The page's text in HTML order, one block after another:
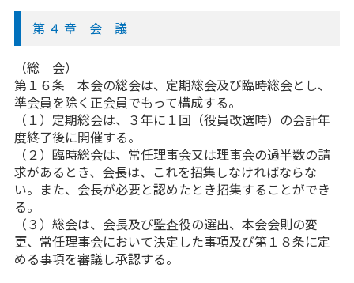
第 ４ 章 会 議
（総 会）
第１６条 本会の総会は、定期総会及び臨時総会とし、
準会員を除く正会員でもって構成する。
（１）定期総会は、３年に１回（役員改選時）の会計年
度終了後に開催する。
（２）臨時総会は、常任理事会又は理事会の過半数の請
求があるとき、会長は、これを招集しなければならな
い。また、会長が必要と認めたとき招集することができ
る。
（３）総会は、会長及び監査役の選出、本会会則の変
更、常任理事会において決定した事項及び第１８条に定
める事項を審議し承認する。